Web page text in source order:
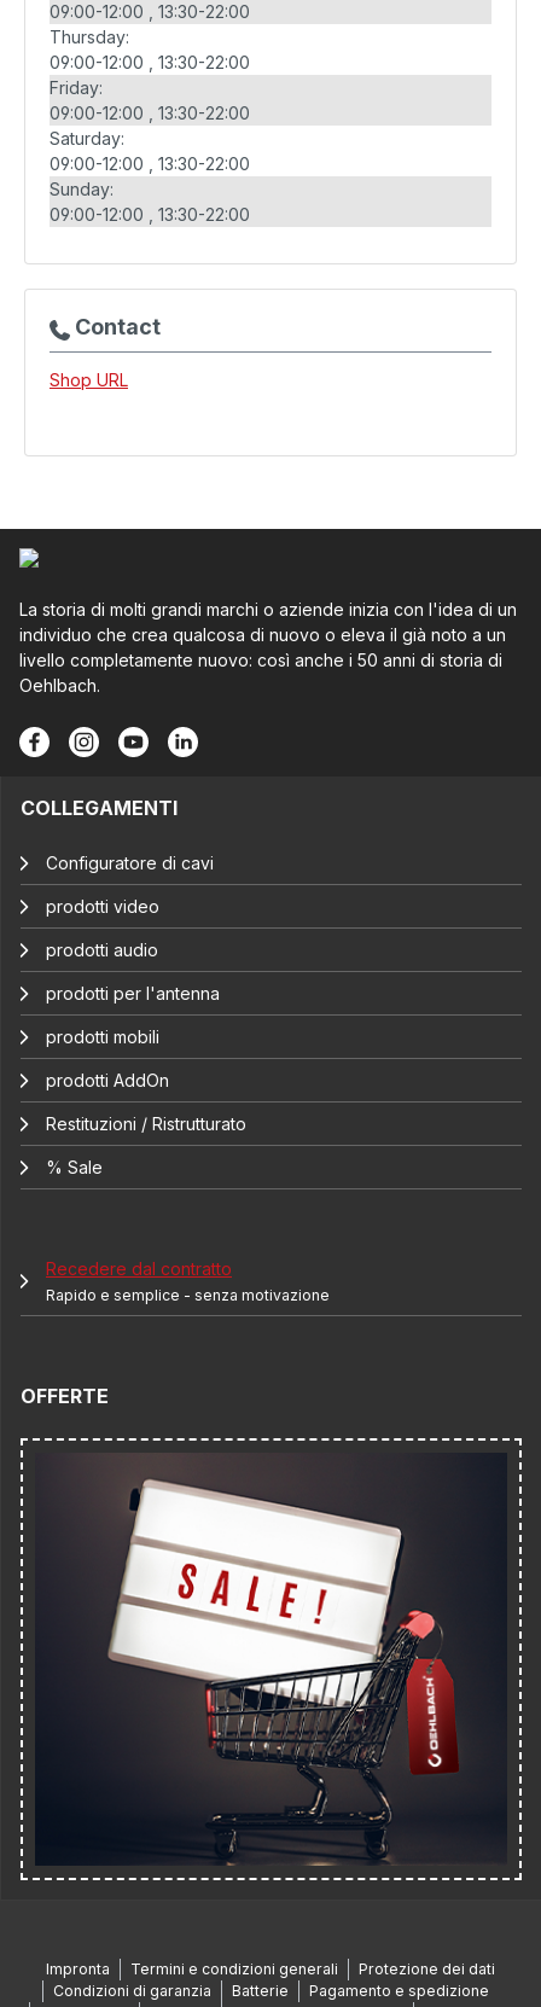
09:00-12:00
13:30-22:00
Thursday:
09:00-12:00
13:30-22:00
Friday:
09:00-12:00
13:30-22:00
Saturday:
09:00-12:00
13:30-22:00
Sunday:
09:00-12:00
13:30-22:00
Contact
Shop URL
La storia di molti grandi marchi o aziende inizia con l'idea di un
individuo che crea qualcosa di nuovo o eleva il già noto a un
livello completamente nuovo: così anche i 50 anni di storia di
Oehlbach.
COLLEGAMENTI
Configuratore di cavi
prodotti video
prodotti audio
prodotti per l'antenna
prodotti mobili
prodotti AddOn
Restituzioni / Ristrutturato
% Sale
Recedere dal contratto
Rapido e semplice - senza motivazione
OFFERTE
Impronta Termini e condizioni generali
Protezione dei dati
Condizioni di garanzia
Batterie
Pagamento e spedizione